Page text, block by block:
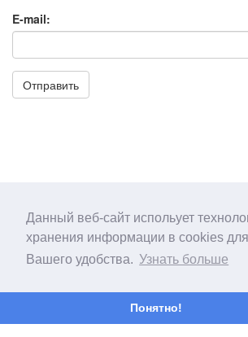
Данный веб-сайт испольует
хранения информации в cookies для
Вашего удобства. Узнать больше
Понятно!
E-mail:
Отправить